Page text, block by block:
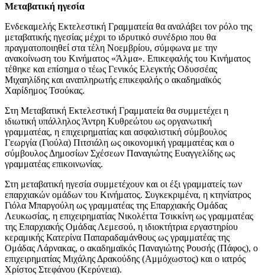
Μεταβατική ηγεσία
Ενδεκαμελής Εκτελεστική Γραμματεία θα αναλάβει τον ρόλο της
μεταβατικής ηγεσίας μέχρι το ιδρυτικό συνέδριο που θα
πραγματοποιηθεί στα τέλη Νοεμβρίου, σύμφωνα με την
ανακοίνωση του Κινήματος «Άλμα». Επικεφαλής του Κινήματος
τέθηκε και επίσημα ο τέως Γενικός Ελεγκτής Οδυσσέας
Μιχαηλίδης και αναπληρωτής επικεφαλής ο ακαδημαϊκός
Χαρίδημος Τσούκας.
Στη Μεταβατική Εκτελεστική Γραμματεία θα συμμετέχει η
ιδιωτική υπάλληλος Άντρη Κυθρεώτου ως οργανωτική
γραμματέας, η επιχειρηματίας και ασφαλιστική σύμβουλος
Γεωργία (Γιούλα) Πιτσιάλη ως οικονομική γραμματέας και ο
σύμβουλος Δημοσίων Σχέσεων Παναγιώτης Ευαγγελίδης ως
γραμματέας επικοινωνίας.
Στη μεταβατική ηγεσία συμμετέχουν και οι έξι γραμματείς των
επαρχιακών ομάδων του Κινήματος. Συγκεκριμένα, η κτηνίατρος
Γιόλα Μπαργούλη ως γραμματέας της Επαρχιακής Ομάδας
Λευκωσίας, η επιχειρηματίας Νικολέττα Τσικκίνη ως γραμματέας
της Επαρχιακής Ομάδας Λεμεσού, η ιδιοκτήτρια εργαστηρίου
κεραμικής Κατερίνα Παπαραδαμάνθους ως γραμματέας της
Ομάδας Λάρνακας, ο ακαδημαϊκός Παναγιώτης Ρουσής (Πάφος), ο
επιχειρηματίας Μιχάλης Δρακούδης (Αμμόχωστος) και ο ιατρός
Χρίστος Στεφάνου (Κερύνεια).